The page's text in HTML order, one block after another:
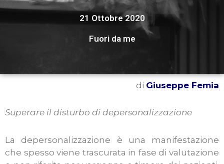
21 Ottobre 2020
Fuori da me
di Giuseppe Femia
Superare il disturbo di depersonalizzazione
La depersonalizzazione è una manifestazione
che spesso viene trascurata in fase di valutazione